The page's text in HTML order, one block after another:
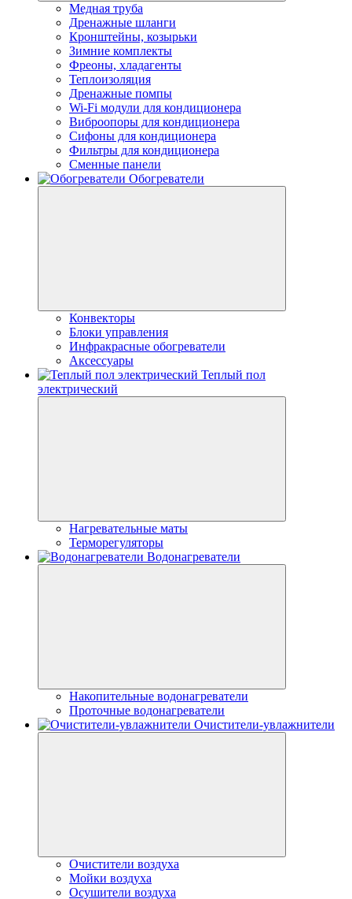
Медная труба
Дренажные шланги
Кронштейны, козырьки
Зимние комплекты
Фреоны, хладагенты
Теплоизоляция
Дренажные помпы
Wi-Fi модули для кондиционера
Виброопоры для кондиционера
Сифоны для кондиционера
Фильтры для кондиционера
Сменные панели
Обогреватели
Конвекторы
Блоки управления
Инфракрасные обогреватели
Аксессуары
Теплый пол
электрический
Нагревательные маты
Терморегуляторы
Водонагреватели
Накопительные водонагреватели
Проточные водонагреватели
Очистители-увлажнители
Очистители воздуха
Мойки воздуха
Осушители воздуха